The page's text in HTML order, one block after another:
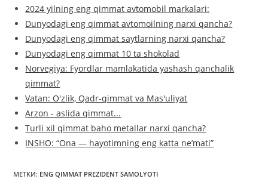
2024 yilning eng qimmat avtomobil markalari:
Dunyodagi eng qimmat avtomoilning narxi qancha?
Dunyodagi eng qimmat saytlarning narxi qancha?
Dunyodagi eng qimmat 10 ta shokolad
Norvegiya: Fyordlar mamlakatida yashash qanchalik
qimmat?
Vatan: O'zlik, Qadr-qimmat va Mas'uliyat
Arzon - aslida qimmat...
Turli xil qimmat baho metallar narxi qancha?
INSHO: “Ona — hayotimning eng katta ne’mati”
МЕТКИ: ENG QIMMAT PREZIDENT SAMOLYOTI